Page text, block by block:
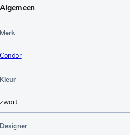
Algemeen
Merk
Condor
Kleur
zwart
Designer